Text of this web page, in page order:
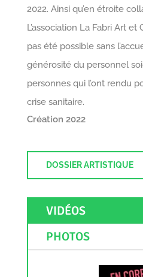
2022. Ainsi qu’en étroite
L’association La Fabri Art et
pas été possible sans
générosité du personnel
personnes qui l’ont rendu
crise sanitaire.
Création 2022
DOSSIER ARTISTIQUE
VIDÉOS
PHOTOS